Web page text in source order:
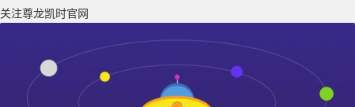
关注尊龙凯时官网